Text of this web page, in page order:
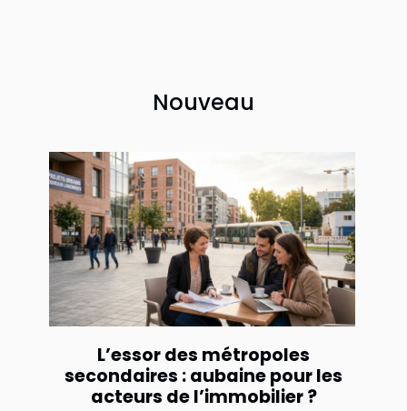
Nouveau
L’essor des métropoles
secondaires : aubaine pour les
acteurs de l’immobilier ?